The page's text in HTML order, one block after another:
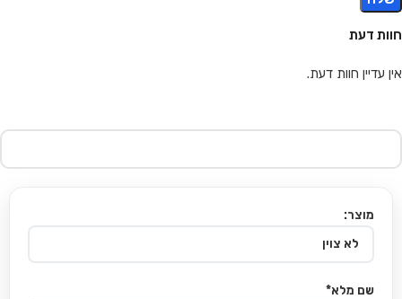
חוות דעת
אין עדיין חוות דעת.
מוצר:
שם מלא*